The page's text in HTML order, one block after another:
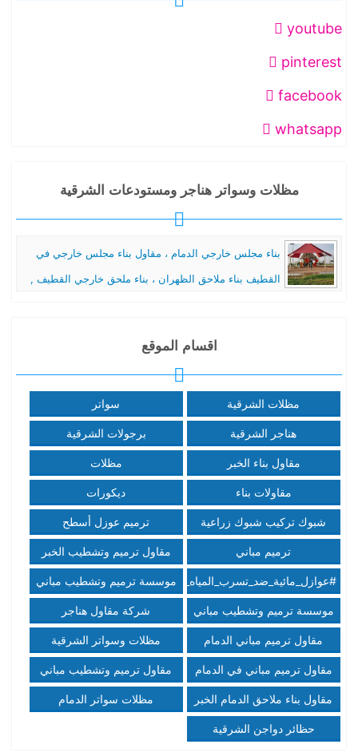
youtube
pinterest
facebook
whatsapp
مظلات وسواتر هناجر ومستودعات الشرقية
بناء مجلس خارجي الدمام ، مقاول بناء مجلس خارجي في
القطيف بناء ملاحق الظهران ، بناء ملحق خارجي القطيف ,
اقسام الموقع
مظلات الشرقية سواتر
هناجر الشرقية برجولات الشرقية
مقاول بناء الخبر مظلات
مقاولات بناء ديكورات
شبوك تركيب شبوك زراعية
شبوك امنية مقاول شبوك
ترميم عوزل أسطح
ترميم مباني مقاول ترميم وتشطيب الخبر
#عوازل_مائية_ضد_تسرب_المياه_ضمان10سنوات
عوازل اسطح ضد تسربات
المياه عازل فوم
موسسة ترميم وتشطيب مباني
الرياض،بناء عظم تسليم مفتاح
الرياض،بناء مجالس الرياض\.
جوال0509179826
موسسة ترميم وتشطيب مباني
الرياض،بناء عظم تسليم مفتاح
الرياض،بناء مجالس الرياض\\\.
جوال0509179826
شركة مقاول هناجر
ومستودعات الرياض
0509179826
مقاول ترميم مباني الدمام
0509179826 الخبر القطيف
مظلات وسواتر الشرقية
مقاول ترميم مباني في الدمام
مقاول ترميم وتشطيب مباني
الدمام_اصباغ وجهات بروفايل
مقاول بناء ملاحق الدمام الخبر
بناء عظم تشطيب مباني الدمام
مظلات سواتر الدمام
حظائر دواجن الشرقية